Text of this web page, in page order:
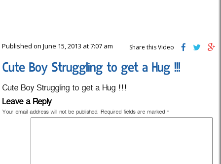
Published on June 15, 2013 at 7:07 am Share this Video
Cute Boy Struggling to get a Hug !!!
Cute Boy Struggling to get a Hug !!!
Leave a Reply
Your email address will not be published. Required fields are marked *